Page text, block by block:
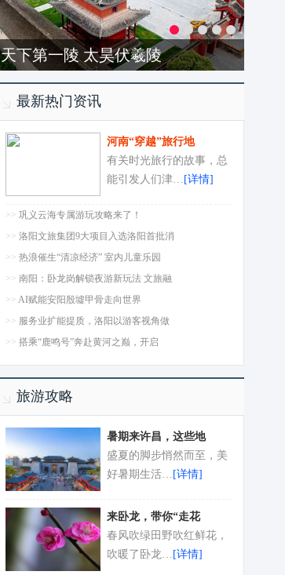
天下第一陵 太昊伏羲陵
最新热门资讯
河南“穿越”旅行地
有关时光旅行的故事，总
能引发人们津… [详情]
>> 巩义云海专属游玩攻略来了！
>> 洛阳文旅集团9大项目入选洛阳首批消
>> 热浪催生“清凉经济” 室内儿童乐园
>> 南阳：卧龙岗解锁夜游新玩法 文旅融
>> AI赋能安阳殷墟甲骨走向世界
>> 服务业扩能提质，洛阳以游客视角做
>> 搭乘“鹿鸣号”奔赴黄河之巅，开启
旅游攻略
暑期来许昌，这些地
盛夏的脚步悄然而至，美
好暑期生活… [详情]
来卧龙，带你“走花
春风吹绿田野吹红鲜花，
吹暖了卧龙… [详情]